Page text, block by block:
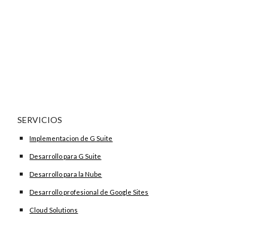
SERVICIOS
Implementacion de G Suite
Desarrollo para G Suite
Desarrollo para la Nube
Desarrollo profesional de Google Sites
Cloud Solutions